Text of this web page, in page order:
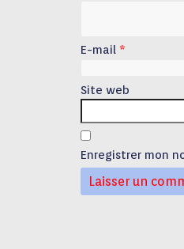
E-mail *
Site web
Enregistrer mon